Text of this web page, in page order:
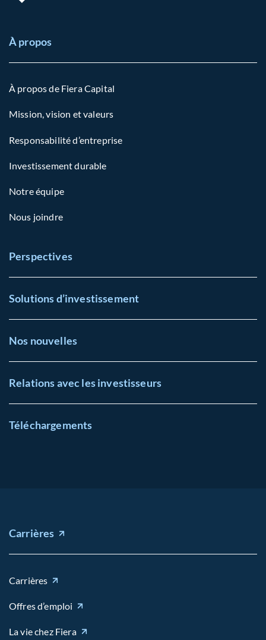
À propos
À propos de Fiera Capital
Mission, vision et valeurs
Responsabilité d’entreprise
Investissement durable
Notre équipe
Nous joindre
Perspectives
Solutions d’investissement
Nos nouvelles
Relations avec les investisseurs
Téléchargements
Carrières
Carrières
Offres d’emploi
La vie chez Fiera